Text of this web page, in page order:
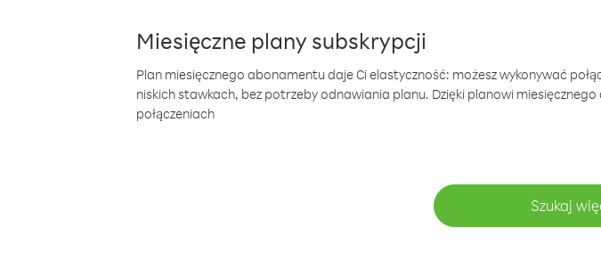
Miesięczne plany subskrypcji
Plan miesięcznego abonamentu daje Ci elastyczność: możesz wykonywać
niskich stawkach, bez potrzeby odnawiania planu. Dzięki planowi
połączeniach
Szukaj